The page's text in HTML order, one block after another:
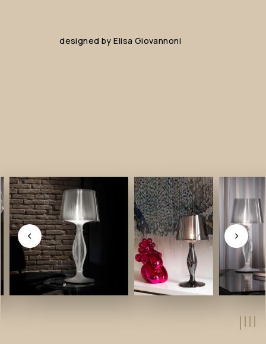
designed by Elisa Giovannoni